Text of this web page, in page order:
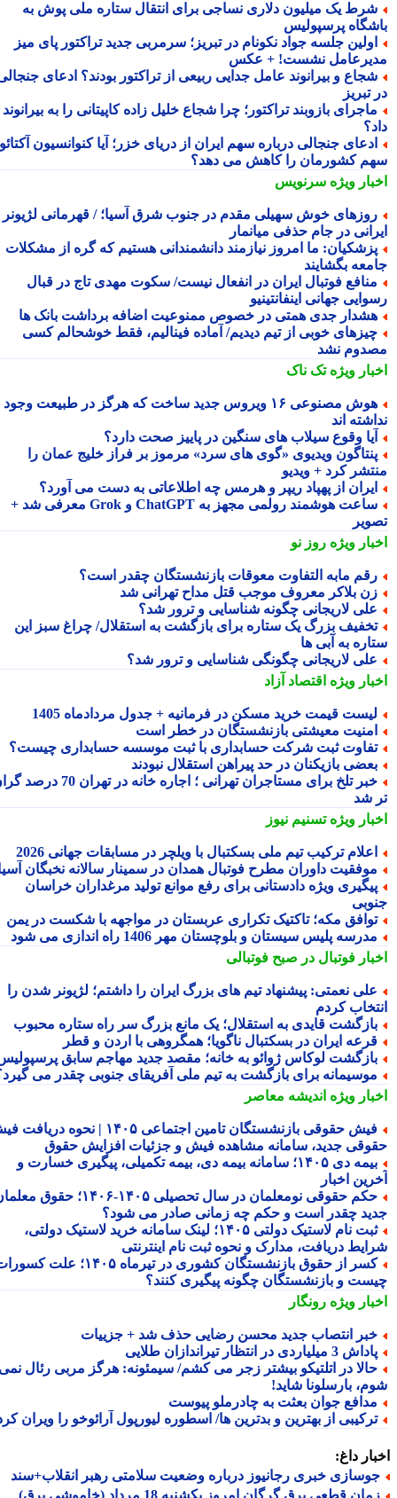
یک میلیون دلاری نساجی برای انتقال ستاره ملی پوش به
پرسپولیس
جلسه جواد نکونام در تبریز؛ سرمربی جدید تراکتور پای میز
نشست! + عکس
و بیرانوند عامل جدایی ربیعی از تراکتور بودند؟ ادعای جنجالی
تبریز
بازوبند تراکتور؛ چرا شجاع خلیل زاده کاپیتانی را به بیرانوند
جنجالی درباره سهم ایران از دریای خزر؛ آیا کنوانسیون آکتائو
کشورمان را کاهش می دهد؟
ویژهسرنویس
خوش سهیلی مقدم در جنوب شرق آسیا؛ / قهرمانی لژیونر
در جام حذفی میانمار
ما امروز نیازمند دانشمندانی هستیم که گره از مشکلات
بگشایند
فوتبال ایران در انفعال نیست/ سکوت مهدی تاج در قبال
جهانی اینفانتینیو
جدی همتی در خصوص ممنوعیت اضافه برداشت بانک ها
خوبی از تیم دیدیم/ آماده فینالیم، فقط خوشحالم کسی
نشد
ویژهتک ناک
هوش مصنوعی ۱۶ ویروس جدید ساخت که هرگز در طبیعت وجود
اند
وقوع سیلاب های سنگین در پاییز صحت دارد؟
ویدیوی «گوی های سرد» مرموز بر فراز خلیج عمان را
کرد + ویدیو
از پهپاد ریپر و هرمس چه اطلاعاتی به دست می آورد؟
ساعت هوشمند رولمی مجهز به ChatGPT و Grok معرفی شد +
ویژهروز نو
مابه التفاوت معوقات بازنشستگان چقدر است؟
بلاکر معروف موجب قتل مداح تهرانی شد
لاریجانی چگونه شناسایی و ترور شد؟
بزرگ یک ستاره برای بازگشت به استقلال/ چراغ سبز این
به آبی ها
لاریجانی چگونگی شناسایی و ترور شد؟
ویژهاقتصاد آزاد
قیمت خرید مسکن در فرمانیه + جدول مردادماه 1405
معیشتی بازنشستگان در خطر است
ثبت شرکت حسابداری با ثبت موسسه حسابداری چیست؟
بازیکنان در حد پیراهن استقلال نبودند
خبر تلخ برای مستاجران تهرانی ؛ اجاره خانه در تهران 70 درصد گران
شد
ویژهتسنیم نیوز
ترکیب تیم ملی بسکتبال با ویلچر در مسابقات جهانی 2026
داوران مطرح فوتبال همدان در سمینار سالانه نخبگان آسیا
ویژه دادستانی برای رفع موانع تولید مرغداران خراسان
مکه؛ تاکتیک تکراری عربستان در مواجهه با شکست در یمن
پلیس سیستان و بلوچستان مهر 1406 راه اندازی می شود
فوتبال در صبح فوتبالی
نعمتی: پیشنهاد تیم های بزرگ ایران را داشتم؛ لژیونر شدن را
کردم
قایدی به استقلال؛ یک مانع بزرگ سر راه ستاره محبوب
ایران در بسکتبال ناگویا؛ همگروهی با اردن و قطر
لوکاس ژوائو به خانه؛ مقصد جدید مهاجم سابق پرسپولیس
برای بازگشت به تیم ملی آفریقای جنوبی چقدر می گیرد؟
ویژهاندیشه معاصر
فیش حقوقی بازنشستگان تامین اجتماعی ۱۴۰۵ | نحوه دریافت فیش
جدید، سامانه مشاهده فیش و جزئیات افزایش حقوق
بیمه دی ۱۴۰۵؛ سامانه بیمه دی، بیمه تکمیلی، پیگیری خسارت و
اخبار
حکم حقوقی نومعلمان در سال تحصیلی ۱۴۰۵-۱۴۰۶؛ حقوق معلمان
چقدر است و حکم چه زمانی صادر می شود؟
ثبت نام لاستیک دولتی ۱۴۰۵؛ لینک سامانه خرید لاستیک دولتی،
دریافت، مدارک و نحوه ثبت نام اینترنتی
کسر از حقوق بازنشستگان کشوری در تیرماه ۱۴۰۵؛ علت کسورات
و بازنشستگان چگونه پیگیری کنند؟
ویژهرونگار
انتصاب جدید محسن رضایی حذف شد + جزییات
3 میلیاردی در انتظار تیراندازان طلایی
در اتلتیکو بیشتر زجر می کشم/ سیمئونه: هرگز مربی رئال نمی
بارسلونا شاید!
جوان بعثت به چادرملو پیوست
از بهترین و بدترین ها/ اسطوره لیورپول آرائوخو را ویران کرد!
داغ:
خبری رجانیوز درباره وضعیت سلامتی رهبر انقلاب+سند